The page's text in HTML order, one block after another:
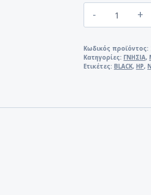
HP
BLACK
T6M15AE
Κωδικός προϊόντος:
Κατηγορίες: ΓΝΗΣΙΑ,
Ετικέτες: BLACK, HP,